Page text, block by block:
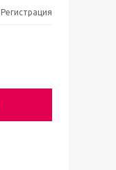
Регистрация